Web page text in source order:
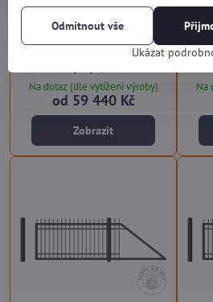
Kovová brána posuvná nesená
Standard+ SP20 HISTORY do
Na dotaz (dle vytížení výroby)
od 59 440 Kč
Zobrazit
Na
Ukázat
Odmítnout vše